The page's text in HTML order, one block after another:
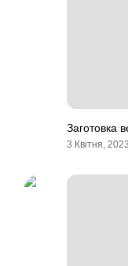
Заготовка
3 Квітня, 2023